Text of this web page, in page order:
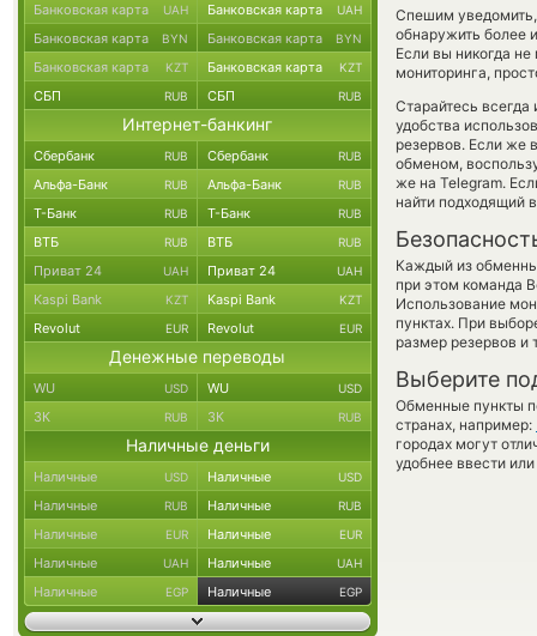
Спешим
обнаружить более
Если вы никогда
мониторинга,
Старайтесь всегда
удобства
резервов. Если же
обменом,
же на Telegram.
найти подходящий
Каждый из
при этом команда
Использование
пунктах. При
размер резервов и
Выберите
Обменные пункты
странах, например:
городах могут
удобнее ввести
Банковская карта UAH Банковская карта UAH
Банковская карта BYN Банковская карта BYN
Банковская карта KZT Банковская карта KZT
СБП RUB СБП RUB
Интернет-банкинг
Сбербанк RUB Сбербанк RUB
Альфа-Банк RUB Альфа-Банк RUB
Т-Банк RUB Т-Банк RUB
ВТБ RUB ВТБ RUB
Приват 24 UAH Приват 24 UAH
Kaspi Bank KZT Kaspi Bank KZT
Revolut EUR Revolut EUR
Денежные переводы
WU USD WU USD
ЗК RUB ЗК RUB
Наличные деньги
Наличные USD Наличные USD
Наличные RUB Наличные RUB
Наличные EUR Наличные EUR
Наличные UAH Наличные UAH
Наличные EGP Наличные EGP